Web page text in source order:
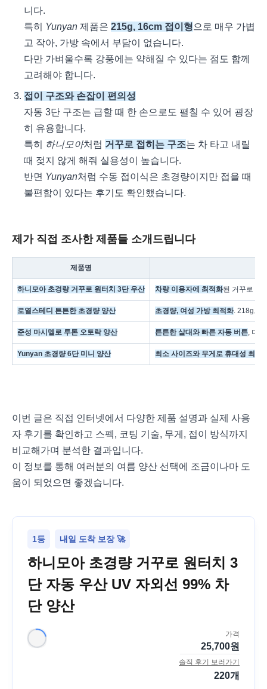
니다.
특히 Yunyan 제품은 215g, 16cm 접이형 으로 매우 가볍
고 작아, 가방 속에서 부담이 없습니다.
다만 가벼울수록 강풍에는 약해질 수 있다는 점도 함께
고려해야 합니다.
접이 구조와 손잡이 편의성
자동 3단 구조는 급할 때 한 손으로도 펼칠 수 있어 굉장
히 유용합니다.
특히
하니모아처럼 거꾸로 접히는 구조는 차 타고 내릴
때 젖지 않게 해줘 실용성이 높습니다.
반면 Yunyan처럼 수동 접이식은 초경량이지만 접을 때
불편함이 있다는 후기도 확인했습니다.
제가 직접 조사한 제품들 소개드립니다
제품명
하니모아 초경량 거꾸로 원터치 3단 우산 차량 이용자에 최적화된 거꾸로 접
로열스테디 튼튼한 초경량 양산 초경량, 여성 가방 최적화. 218g으
준성 마시멜로 투톤 오토락 양산 튼튼한 살대와 빠른 자동 버튼, 디
Yunyan 초경량 6단 미니 양산 최소 사이즈와 무게로 휴대성 최강
이번 글은 직접 인터넷에서 다양한 제품 설명과 실제 사용
자 후기를 확인하고 스펙, 코팅 기술, 무게, 접이 방식까지
비교해가며 분석한 결과입니다.
이 정보를 통해 여러분의 여름 양산 선택에 조금이나마 도
움이 되었으면 좋겠습니다.
1등 내일 도착 보장 🚀
하니모아 초경량 거꾸로 원터치 3
단 자동 우산 UV 자외선 99% 차
단 양산
가격
25,700원
솔직 후기 보러가기
220개